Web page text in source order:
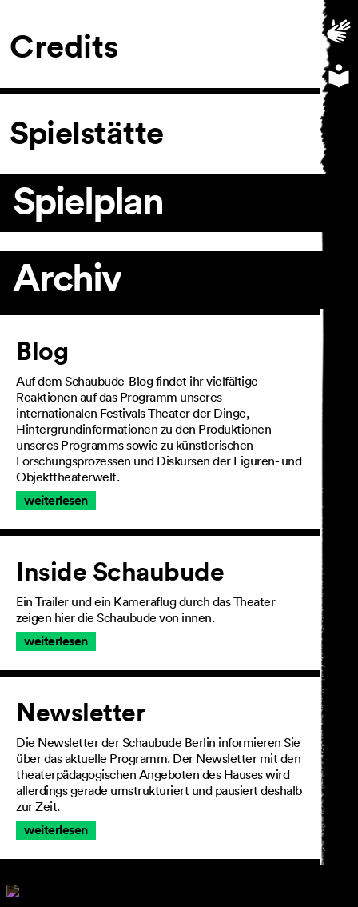
Credits
Spielstätte
Spielplan
Archiv
Artikel
Blog
Auf dem Schaubude-Blog findet ihr vielfältige
Reaktionen auf das Programm unseres
internationalen Festivals Theater der Dinge,
Hintergrundinformationen zu den Produktionen
unseres Programms sowie zu künstlerischen
Forschungsprozessen und Diskursen der Figuren- und
Objekttheaterwelt.
weiterlesen
Inside Schaubude
Ein Trailer und ein Kameraflug durch das Theater
zeigen hier die Schaubude von innen.
weiterlesen
Newsletter
Die Newsletter der Schaubude Berlin informieren Sie
über das aktuelle Programm. Der Newsletter mit den
theaterpädagogischen Angeboten des Hauses wird
allerdings gerade umstrukturiert und pausiert deshalb
zur Zeit.
weiterlesen